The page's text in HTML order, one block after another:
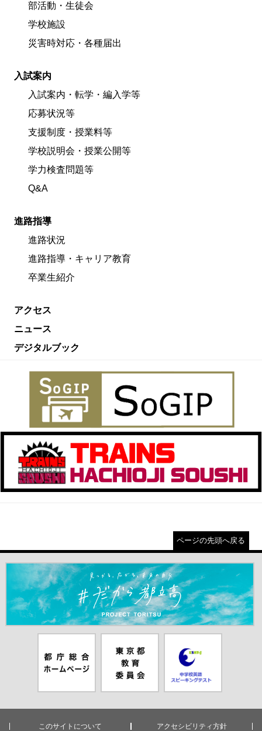
部活動・生徒会
学校施設
災害時対応・各種届出
入試案内
入試案内・転学・編入学等
応募状況等
支援制度・授業料等
学校説明会・授業公開等
学力検査問題等
Q&A
進路指導
進路状況
進路指導・キャリア教育
卒業生紹介
アクセス
ニュース
デジタルブック
ページの先頭へ戻る
＃だから都立高（別ウインドウが開きます）
ムページ（別
ウインドウが
員会（別ウイ
ンドウが開き
ピーキングテ
スト（別ウイ
ンドウが開き
このサイトについて アクセシビリティ方針